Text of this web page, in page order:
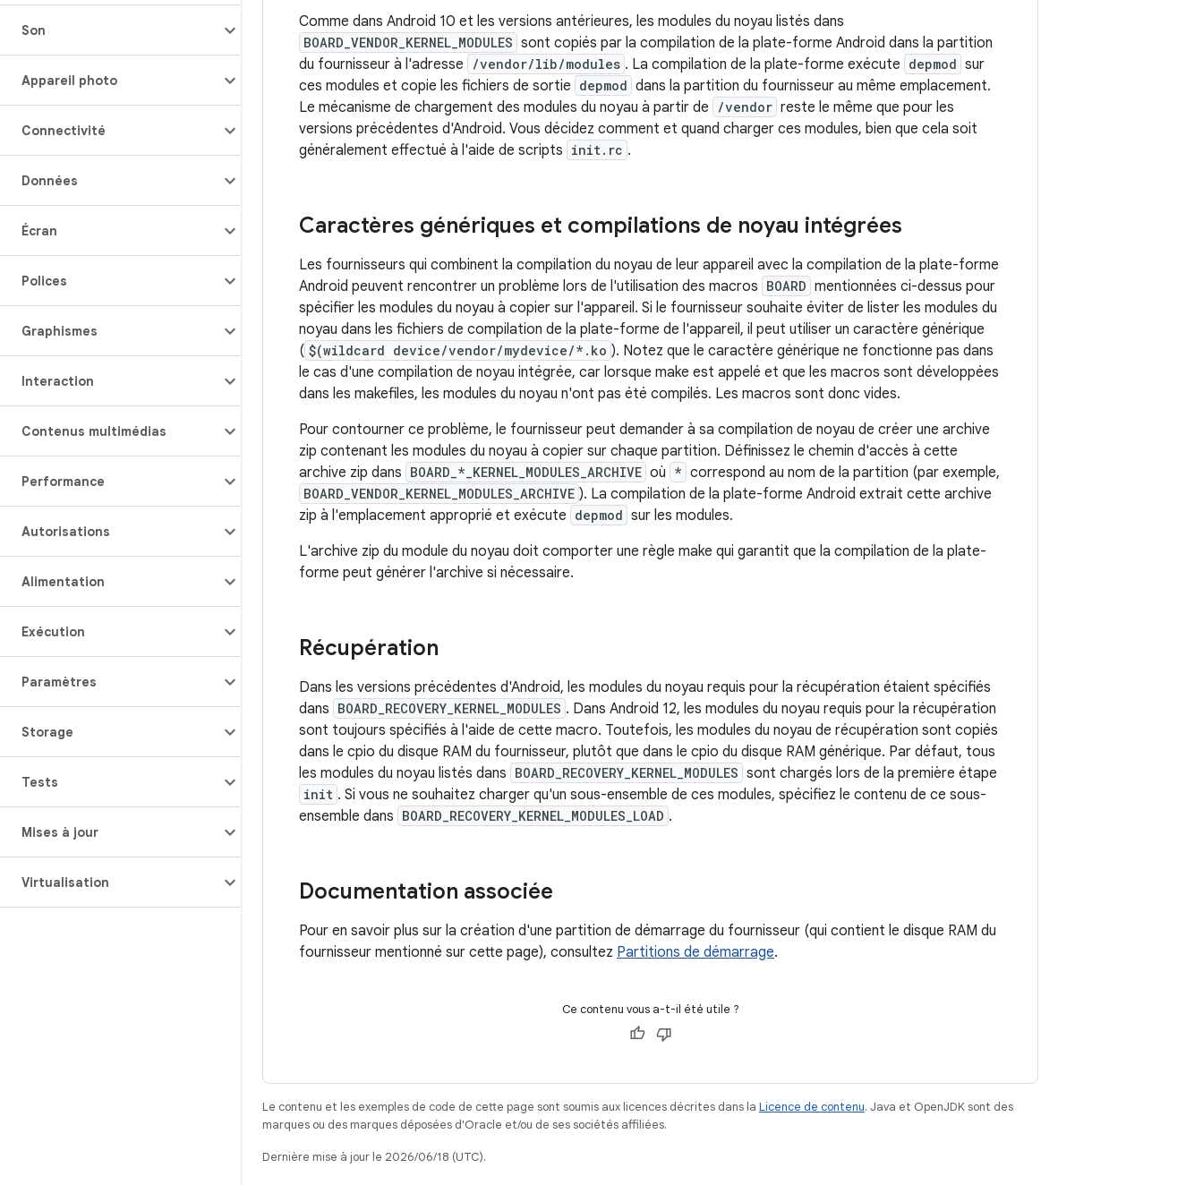
Son
Appareil photo
Connectivité
Données
Écran
Polices
Graphismes
Interaction
Contenus multimédias
Performance
Autorisations
Alimentation
Exécution
Paramètres
Storage
Tests
Mises à jour
Virtualisation
Comme dans Android 10 et les versions antérieures, les modules du noyau listés dans
BOARD_VENDOR_KERNEL_MODULES sont copiés par la compilation de la plate-forme Android dans la partition
du fournisseur à l'adresse
/vendor/lib/modules . La compilation de la plate-forme exécute depmod sur
ces modules et copie les fichiers de sortie depmod dans la partition du fournisseur au même emplacement.
Le mécanisme de chargement des modules du noyau à partir de
/vendor reste le même que pour les
versions précédentes d'Android. Vous décidez comment et quand charger ces modules, bien que cela soit
généralement effectué à l'aide de scripts init.rc .
Caractères génériques et compilations de noyau intégrées
Les fournisseurs qui combinent la compilation du noyau de leur appareil avec la compilation de la plate-forme
Android peuvent rencontrer un problème lors de l'utilisation des macros BOARD mentionnées ci-dessus pour
spécifier les modules du noyau à copier sur l'appareil. Si le fournisseur souhaite éviter de lister les modules du
noyau dans les fichiers de compilation de la plate-forme de l'appareil, il peut utiliser un caractère générique
( $(wildcard device/vendor/mydevice/*.ko ). Notez que le caractère générique ne fonctionne pas dans
le cas d'une compilation de noyau intégrée, car lorsque make est appelé et que les macros sont développées
dans les makefiles, les modules du noyau n'ont pas été compilés. Les macros sont donc vides.
Pour contourner ce problème, le fournisseur peut demander à sa compilation de noyau de créer une archive
zip contenant les modules du noyau à copier sur chaque partition. Définissez le chemin d'accès à cette
archive zip dans BOARD_*_KERNEL_MODULES_ARCHIVE où * correspond au nom de la partition (par exemple,
BOARD_VENDOR_KERNEL_MODULES_ARCHIVE ). La compilation de la plate-forme Android extrait cette archive
zip à l'emplacement approprié et exécute depmod sur les modules.
L'archive zip du module du noyau doit comporter une règle make qui garantit que la compilation de la plate-
forme peut générer l'archive si nécessaire.
Récupération
Dans les versions précédentes d'Android, les modules du noyau requis pour la récupération étaient spécifiés
dans BOARD_RECOVERY_KERNEL_MODULES . Dans Android 12, les modules du noyau requis pour la récupération
sont toujours spécifiés à l'aide de cette macro. Toutefois, les modules du noyau de récupération sont copiés
dans le cpio du disque RAM du fournisseur, plutôt que dans le cpio du disque RAM générique. Par défaut, tous
les modules du noyau listés dans BOARD_RECOVERY_KERNEL_MODULES sont chargés lors de la première étape
init . Si vous ne souhaitez charger qu'un sous-ensemble de ces modules, spécifiez le contenu de ce sous-
ensemble dans BOARD_RECOVERY_KERNEL_MODULES_LOAD .
Documentation associée
Pour en savoir plus sur la création d'une partition de démarrage du fournisseur (qui contient le disque RAM du
fournisseur mentionné sur cette page), consultez Partitions de démarrage.
Ce contenu vous a-t-il été utile ?
Le contenu et les exemples de code de cette page sont soumis aux licences décrites dans la Licence de contenu. Java et OpenJDK sont des
marques ou des marques déposées d'Oracle et/ou de ses sociétés affiliées.
Dernière mise à jour le 2026/06/18 (UTC).